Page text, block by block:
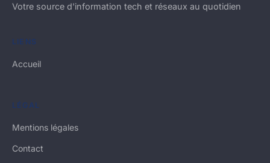
Votre source d'information tech et réseaux au quotidien
LIENS
Accueil
LÉGAL
Mentions légales
Contact